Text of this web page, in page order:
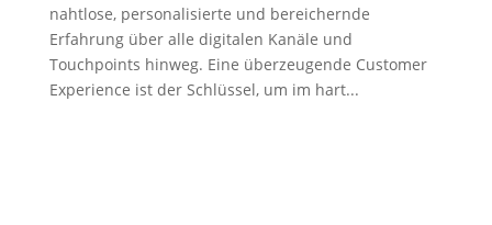
nahtlose, personalisierte und bereichernde
Erfahrung über alle digitalen Kanäle und
Touchpoints hinweg. Eine überzeugende Customer
Experience ist der Schlüssel, um im hart...